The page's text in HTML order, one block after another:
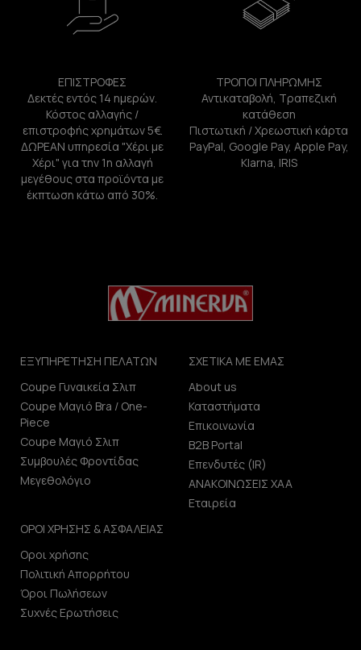
ΕΠΙΣΤΡΟΦΕΣ
Δεκτές εντός 14 ημερών.
Κόστος αλλαγής /
επιστροφής χρημάτων 5€.
ΔΩΡΕΑΝ υπηρεσία "Χέρι με
Χέρι" για την 1η αλλαγή
μεγέθους στα προϊόντα με
έκπτωση κάτω από 30%.
ΤΡΟΠΟΙ ΠΛΗΡΩΜΗΣ
Αντικαταβολή, Τραπεζική
κατάθεση
Πιστωτική / Χρεωστική κάρτα
PayPal, Google Pay, Apple Pay,
Klarna, IRIS
ΕΞΥΠΗΡΕΤΗΣΗ ΠΕΛΑΤΩΝ
Coupe Γυναικεία Σλιπ
Coupe Μαγιό Bra / One-
Piece
Coupe Μαγιό Σλιπ
Συμβουλές Φροντίδας
Μεγεθολόγιο
ΣΧΕΤΙΚΑ ΜΕ ΕΜΑΣ
About us
Καταστήματα
Επικοινωνία
B2B Portal
Επενδυτές (IR)
ΑΝΑΚΟΙΝΩΣΕΙΣ ΧΑΑ
Εταιρεία
ΟΡΟΙ ΧΡΗΣΗΣ & ΑΣΦΑΛΕΙΑΣ
Οροι χρήσης
Πολιτική Απορρήτου
Όροι Πωλήσεων
Συχνές Ερωτήσεις